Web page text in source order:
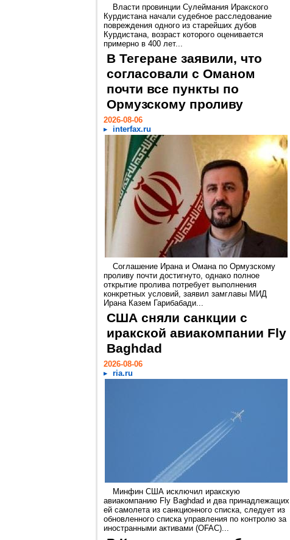
Власти провинции Сулеймания Иракского
Курдистана начали судебное расследование
повреждения одного из старейших дубов
Курдистана, возраст которого оценивается
примерно в 400 лет...
В Тегеране заявили, что
согласовали с Оманом
почти все пункты по
Ормузскому проливу
2026-08-06
interfax.ru
Соглашение Ирана и Омана по Ормузскому
проливу почти достигнуто, однако полное
открытие пролива потребует выполнения
конкретных условий, заявил замглавы МИД
Ирана Казем Гарибабади...
США сняли санкции с
иракской авиакомпании Fly
Baghdad
2026-08-06
ria.ru
Минфин США исключил иракскую
авиакомпанию Fly Baghdad и два принадлежащих
ей самолета из санкционного списка, следует из
обновленного списка управления по контролю за
иностранными активами (OFAC)...